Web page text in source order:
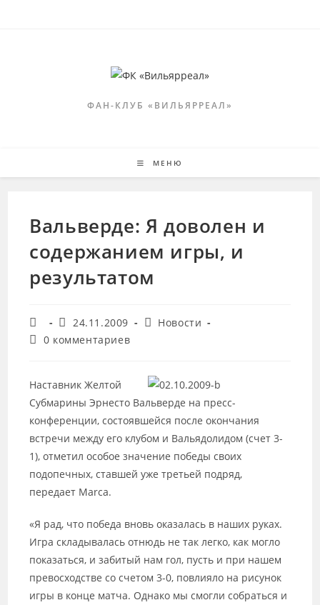
ФАН-КЛУБ «ВИЛЬЯРРЕАЛ»
МЕНЮ
Вальверде: Я доволен и
содержанием игры, и
результатом
Автор
записи:
Запись
опубликована:
24.11.2009
Рубрика
Новости
Комментарии
0 комментариев
Наставник Желтой
Субмарины Эрнесто Вальверде на пресс-
конференции, состоявшейся после окончания
встречи между его клубом и Вальядолидом (счет 3-
1), отметил особое значение победы своих
подопечных, ставшей уже третьей подряд,
передает Marca.
«Я рад, что победа вновь оказалась в наших руках.
Игра складывалась отнюдь не так легко, как могло
показаться, и забитый нам гол, пусть и при нашем
превосходстве со счетом 3-0, повлияло на рисунок
игры в конце матча. Однако мы смогли собраться и